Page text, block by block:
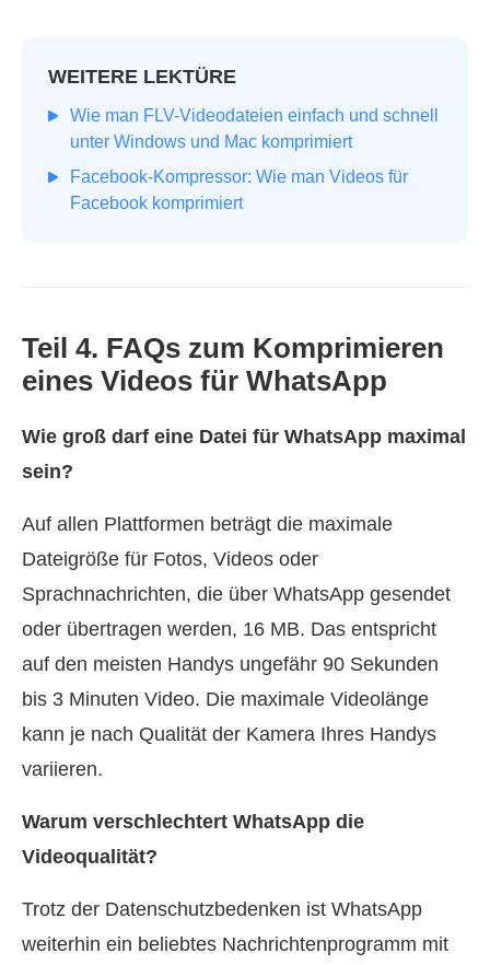
WEITERE LEKTÜRE
Wie man FLV-Videodateien einfach und schnell
unter Windows und Mac komprimiert
Facebook-Kompressor: Wie man Videos für
Facebook komprimiert
Teil 4. FAQs zum Komprimieren
eines Videos für WhatsApp
Wie groß darf eine Datei für WhatsApp maximal
sein?
Auf allen Plattformen beträgt die maximale
Dateigröße für Fotos, Videos oder
Sprachnachrichten, die über WhatsApp gesendet
oder übertragen werden, 16 MB. Das entspricht
auf den meisten Handys ungefähr 90 Sekunden
bis 3 Minuten Video. Die maximale Videolänge
kann je nach Qualität der Kamera Ihres Handys
variieren.
Warum verschlechtert WhatsApp die
Videoqualität?
Trotz der Datenschutzbedenken ist WhatsApp
weiterhin ein beliebtes Nachrichtenprogramm mit